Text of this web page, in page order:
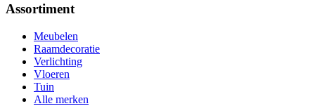
Assortiment
Meubelen
Raamdecoratie
Verlichting
Vloeren
Tuin
Alle merken